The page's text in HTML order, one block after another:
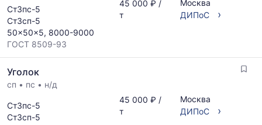
Ст3пс-5
Ст3сп-5
50x50x5, 8000-9000
ГОСТ 8509-93
45 000 ₽ /
т
Москва
ДИПоС
›
Уголок
сп • пс • н/д
Ст3пс-5
Ст3сп-5
45 000 ₽ /
т
Москва
ДИПоС
›